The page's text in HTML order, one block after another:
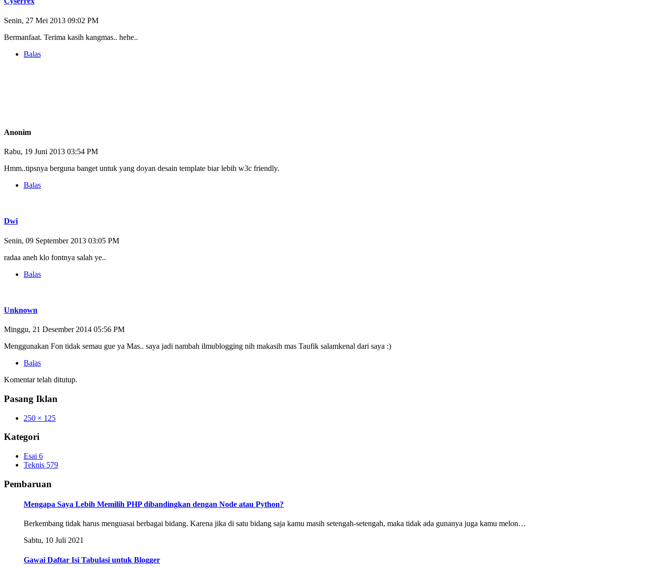
Senin, 27 Mei 2013 09:02 PM
Bermanfaat. Terima kasih kangmas.. hehe..
Balas
Anonim
Rabu, 19 Juni 2013 03:54 PM
Hmm..tipsnya berguna banget untuk yang doyan desain template biar lebih w3c friendly.
Balas
Dwi
Senin, 09 September 2013 03:05 PM
radaa aneh klo fontnya salah ye..
Balas
Unknown
Minggu, 21 Desember 2014 05:56 PM
Menggunakan Fon tidak semau gue ya Mas.. saya jadi nambah ilmublogging nih makasih mas Taufik salamkenal dari saya :)
Balas
Komentar telah ditutup.
Pasang Iklan
250 × 125
Kategori
Esai 6
Teknis 579
Pembaruan
Mengapa Saya Lebih Memilih PHP dibandingkan dengan Node atau Python?
Berkembang tidak harus menguasai berbagai bidang. Karena jika di satu bidang saja kamu masih setengah-setengah, maka tidak ada gunanya juga kamu melon…
Sabtu, 10 Juli 2021
Gawai Daftar Isi Tabulasi untuk Blogger